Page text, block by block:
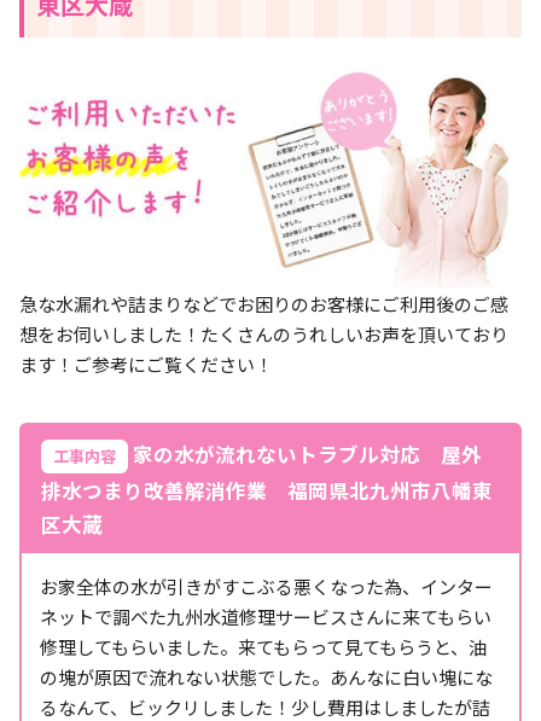
急な水漏れや詰まりなどでお困りのお客様にご利用後のご感
想をお伺いしました！たくさんのうれしいお声を頂いており
ます！ご参考にご覧ください！
工事内容
家の水が流れないトラブル対応 屋外
排水つまり改善解消作業 福岡県北九州市八幡東
区大蔵
お家全体の水が引きがすこぶる悪くなった為、インター
ネットで調べた九州水道修理サービスさんに来てもらい
修理してもらいました。来てもらって見てもらうと、油
の塊が原因で流れない状態でした。あんなに白い塊にな
るなんて、ビックリしました！少し費用はしましたが詰